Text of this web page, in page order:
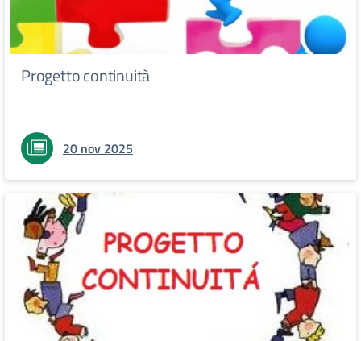
Progetto continuità
20 nov 2025